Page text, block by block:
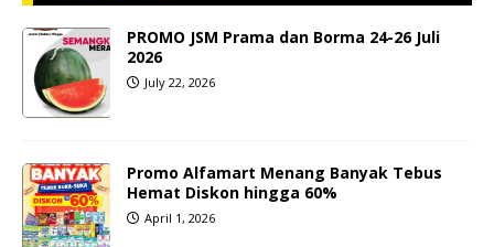
PROMO JSM Prama dan Borma 24-26 Juli
2026
July 22, 2026
Promo Alfamart Menang Banyak Tebus
Hemat Diskon hingga 60%
April 1, 2026